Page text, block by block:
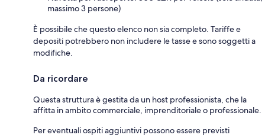
massimo 3 persone)
È possibile che questo elenco non sia completo. Tariffe e
depositi potrebbero non includere le tasse e sono soggetti a
modifiche.
Da ricordare
Questa struttura è gestita da un host professionista, che la
affitta in ambito commerciale, imprenditoriale o professionale.
Per eventuali ospiti aggiuntivi possono essere previsti